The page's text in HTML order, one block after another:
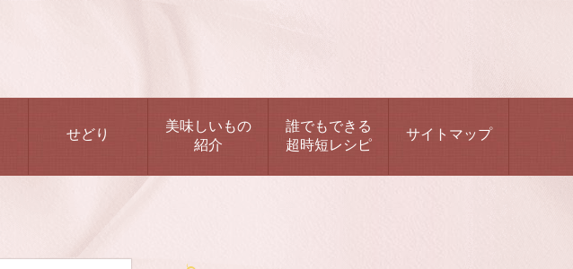
せどり
美味しいもの
紹介
誰でもできる
超時短レシピ
サイトマップ